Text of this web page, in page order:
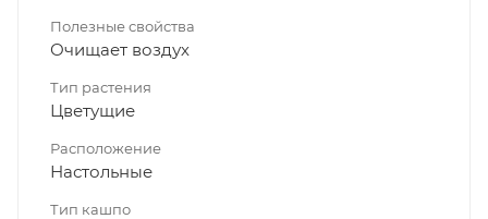
Полезные свойства
Очищает воздух
Тип растения
Цветущие
Расположение
Настольные
Тип кашпо